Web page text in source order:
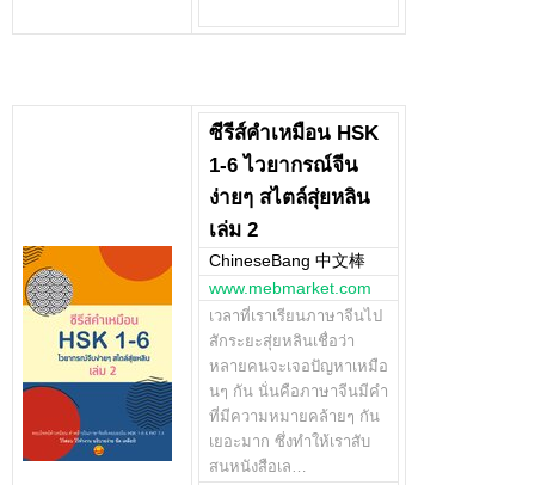
ซีรีส์คำเหมือน HSK
1-6 ไวยากรณ์จีน
ง่ายๆ สไตล์สุ่ยหลิน
เล่ม 2
ChineseBang 中文棒
www.mebmarket.com
เวลาที่เราเรียนภาษาจีนไป
สักระยะสุ่ยหลินเชื่อว่า
หลายคนจะเจอปัญหาเหมือ
นๆ กัน นั่นคือภาษาจีนมีคำ
ที่มีความหมายคล้ายๆ กัน
เยอะมาก ซึ่งทำให้เราสับ
สนหนังสือเล…